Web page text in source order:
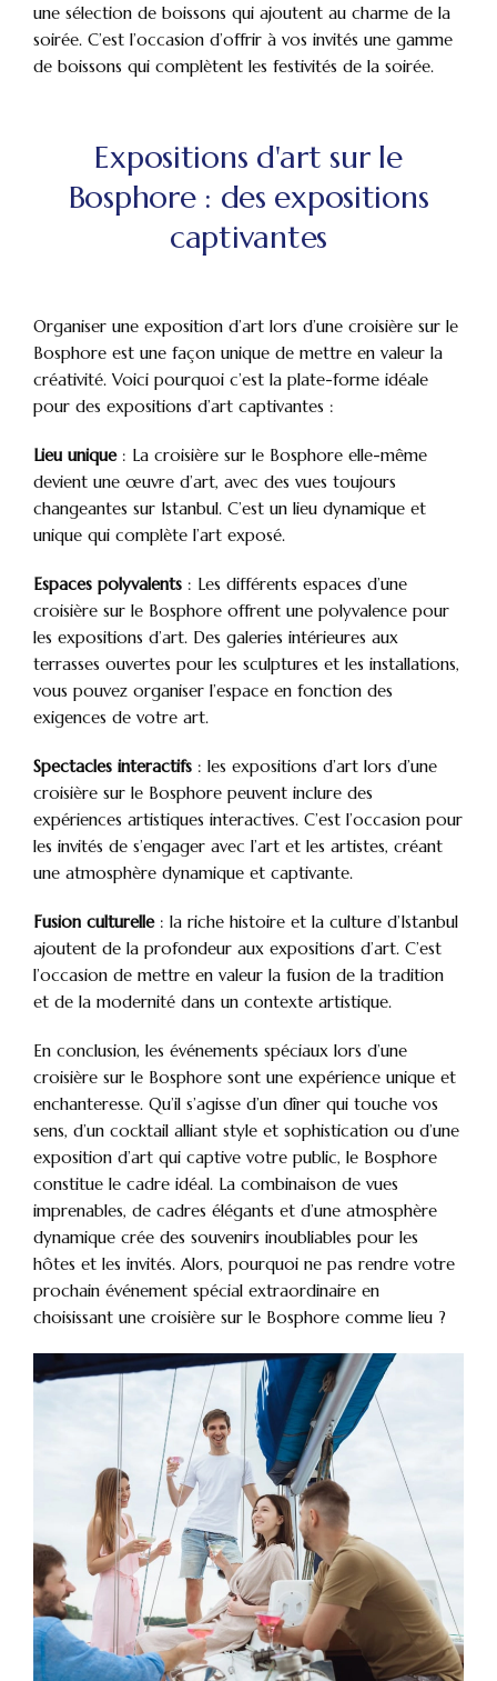
une sélection de boissons qui ajoutent au charme de la
soirée. C’est l’occasion d’offrir à vos invités une gamme
de boissons qui complètent les festivités de la soirée.
Expositions d'art sur le
Bosphore : des expositions
captivantes
Organiser une exposition d’art lors d’une croisière sur le
Bosphore est une façon unique de mettre en valeur la
créativité. Voici pourquoi c’est la plate-forme idéale
pour des expositions d’art captivantes :
Lieu unique : La croisière sur le Bosphore elle-même
devient une œuvre d’art, avec des vues toujours
changeantes sur Istanbul. C’est un lieu dynamique et
unique qui complète l’art exposé.
Espaces polyvalents : Les différents espaces d’une
croisière sur le Bosphore offrent une polyvalence pour
les expositions d’art. Des galeries intérieures aux
terrasses ouvertes pour les sculptures et les installations,
vous pouvez organiser l’espace en fonction des
exigences de votre art.
Spectacles interactifs : les expositions d’art lors d’une
croisière sur le Bosphore peuvent inclure des
expériences artistiques interactives. C’est l’occasion pour
les invités de s’engager avec l’art et les artistes, créant
une atmosphère dynamique et captivante.
Fusion culturelle : la riche histoire et la culture d’Istanbul
ajoutent de la profondeur aux expositions d’art. C’est
l’occasion de mettre en valeur la fusion de la tradition
et de la modernité dans un contexte artistique.
En conclusion, les événements spéciaux lors d’une
croisière sur le Bosphore sont une expérience unique et
enchanteresse. Qu’il s’agisse d’un dîner qui touche vos
sens, d’un cocktail alliant style et sophistication ou d’une
exposition d’art qui captive votre public, le Bosphore
constitue le cadre idéal. La combinaison de vues
imprenables, de cadres élégants et d’une atmosphère
dynamique crée des souvenirs inoubliables pour les
hôtes et les invités. Alors, pourquoi ne pas rendre votre
prochain événement spécial extraordinaire en
choisissant une croisière sur le Bosphore comme lieu ?